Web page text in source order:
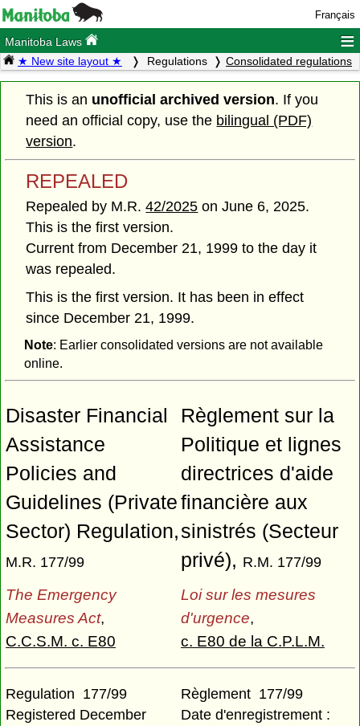
Français
Manitoba Laws ≡
★ New site layout ★ Regulations Consolidated regulations
This is an unofficial archived version. If you
need an official copy, use the bilingual (PDF)
version.
REPEALED
Repealed by M.R.42/2025 on June 6, 2025.
This is the first version.
Current from December 21, 1999 to the day it
was repealed.
This is the first version. It has been in effect
since December 21, 1999.
Note: Earlier consolidated versions are not available
online.
Disaster Financial
Assistance
Policies and
Guidelines (Private
Sector) Regulation,
M.R. 177/99
Règlement sur la
Politique et lignes
directrices d'aide
financière aux
sinistrés (Secteur
privé), R.M. 177/99
The Emergency
Measures Act,
C.C.S.M. c. E80
Loi sur les mesures
d'urgence,
c. E80 de la C.P.L.M.
Regulation 177/99
Registered December
Règlement 177/99
Date d'enregistrement :